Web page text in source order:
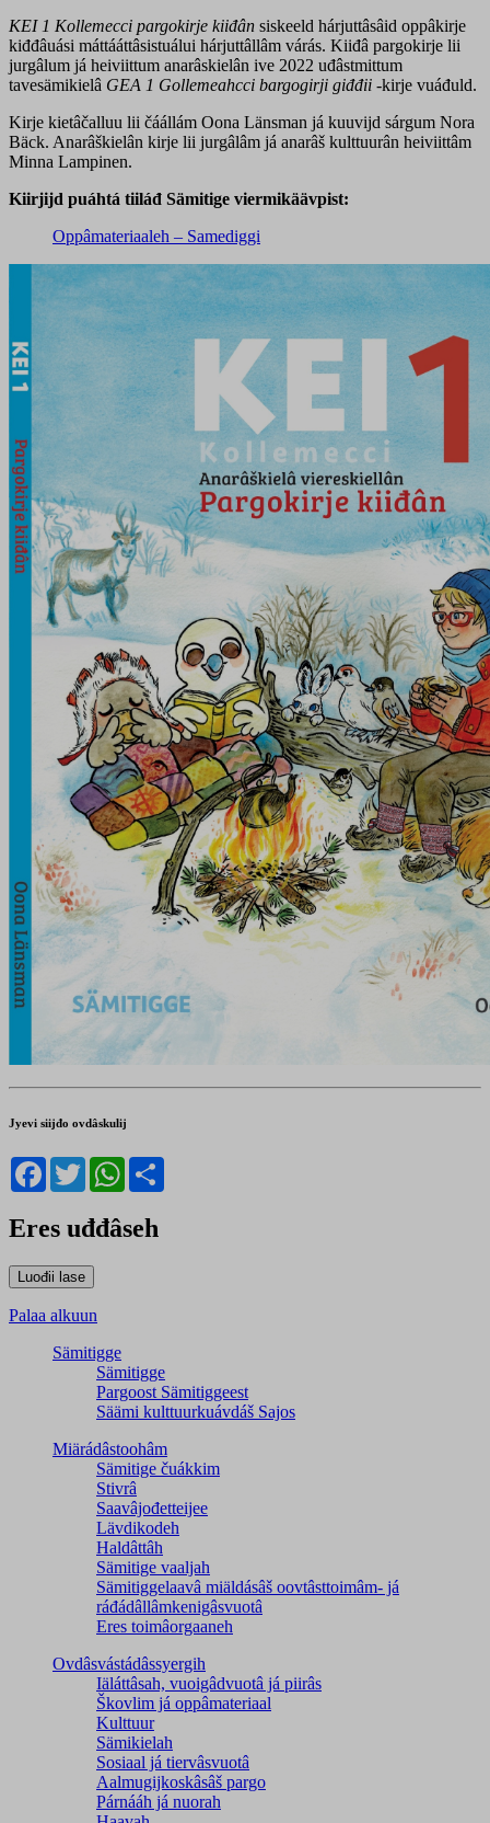
KEI 1 Kollemecci pargokirje kiiđân siskeeld hárjuttâsâid oppâkirje
kiđđâuási máttááttâsistuálui hárjuttâllâm várás. Kiiđâ pargokirje lii
jurgâlum já heiviittum anarâskielân ive 2022 uđâstmittum
tavesämikielâ GEA 1 Gollemeahcci bargogirji giđđii -kirje vuáđuld.
Kirje kietâčalluu lii čáállám Oona Länsman já kuuvijd sárgum Nora
Bäck. Anarâškielân kirje lii jurgâlâm já anarâš kulttuurân heiviittâm
Minna Lampinen.
Kiirjijd puáhtá tiiláđ Sämitige viermikäävpist:
Oppâmateriaaleh – Samediggi
Jyevi siijđo ovdâskulij
Facebook
TwitterWhatsApp
Eres uđđâseh
Palaa alkuun
Sämitigge
Sämitigge
Pargoost Sämitiggeest
Säämi kulttuurkuávdáš Sajos
Miärádâstoohâm
Sämitige čuákkim
Stivrâ
Saavâjođetteijee
Lävdikodeh
Haldâttâh
Sämitige vaaljah
Sämitiggelaavâ miäldásâš oovtâsttoimâm- já
ráđádâllâmkenigâsvuotâ
Eres toimâorgaaneh
Ovdâsvástádâssyergih
Iäláttâsah, vuoigâdvuotâ já piirâs
Škovlim já oppâmateriaal
Kulttuur
Sämikielah
Sosiaal já tiervâsvuotâ
Aalmugijkoskâsâš pargo
Párnááh já nuorah